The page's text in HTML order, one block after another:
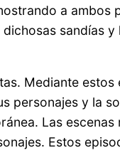
a ambos
sandías
Mediante estos
personajes y la
Las
Estos